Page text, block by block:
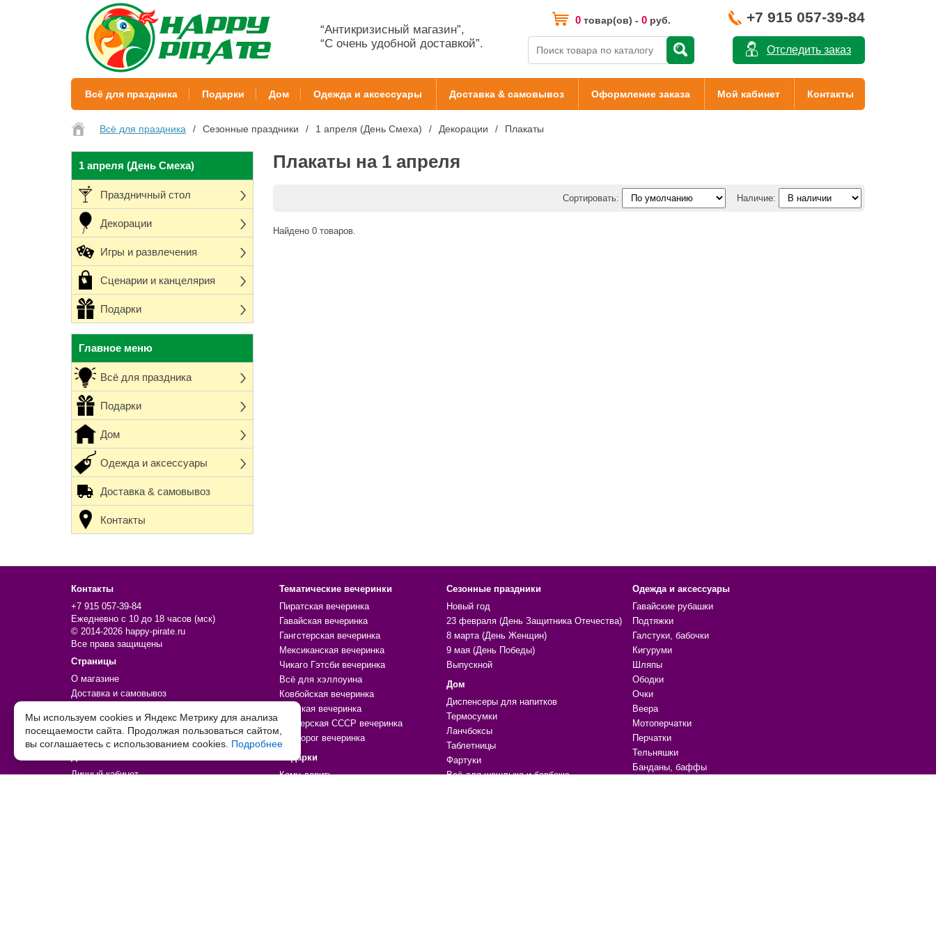
“Антикризисный магазин”,
“С очень удобной доставкой”.
Отследить заказ
+7 915 057-39-84
0 товар(ов) - 0 руб.
Всё для праздника Подарки Дом Одежда и аксессуары Доставка & самовывоз Оформление заказа Мой кабинет Контакты
Всё для праздника Сезонные праздники 1 апреля (День Смеха) Декорации Плакаты
1 апреля (День Смеха)
Праздничный стол
Декорации
Игры и развлечения
Сценарии и канцелярия
Подарки
Главное меню
Всё для праздника
Подарки
Дом
Одежда и аксессуары
Доставка & самовывоз
Контакты
Плакаты на 1 апреля
Сортировать: Наличие:
Найдено 0 товаров.
Контакты
+7 915 057-39-84
Ежедневно с 10 до 18 часов (мск)
© 2014-2026 happy-pirate.ru
Все права защищены
Страницы
О магазине
Доставка и самовывоз
Оплата
Контакты
Личный кабинет
Тематические вечеринки
Пиратская вечеринка
Гавайская вечеринка
Гангстерская вечеринка
Мексиканская вечеринка
Чикаго Гэтсби вечеринка
Всё для хэллоуина
Ковбойская вечеринка
Морская вечеринка
Пионерская СССР вечеринка
Единорог вечеринка
Подарки
Кому дарить
Сезонные праздники
Новый год
23 февраля (День Защитника Отечества)
8 марта (День Женщин)
9 мая (День Победы)
Выпускной
Дом
Диспенсеры для напитков
Термосумки
Ланчбоксы
Таблетницы
Фартуки
Всё для шашлыка и барбекю
Одежда и аксессуары
Гавайские рубашки
Подтяжки
Галстуки, бабочки
Кигуруми
Шляпы
Ободки
Очки
Веера
Мотоперчатки
Перчатки
Тельняшки
Банданы, баффы
Мы используем cookies и Яндекс Метрику для анализа
посещаемости сайта. Продолжая пользоваться сайтом,
вы соглашаетесь с использованием cookies. Подробнее